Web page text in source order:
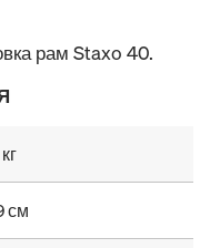
рам Staxo 40.
см